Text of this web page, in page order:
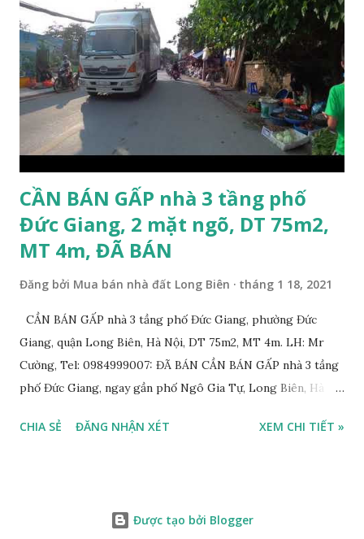
tiện ích xung quanh nhà Ngõ 206 đường Cổ Linh cần bán
trước Tết Âm lịch; * Nhà nằm trong ngõ 206 đường Cổ Linh,
trước nhà là khoảng sân rộng ô tô đỗ cửa; * Cách chợ tạm
cuối ngõ 206 Cổ Linh khoảng 50m; * Cách mặt đường Cổ
Linh khoảng 150m; * Cách siêu thị Aeon Mall Long Biên
khoảng 200m; * Cách chân cầu Vĩnh Tuy khoảng 300m; *
Cách Trường Tiểu học Đoàn Kết, Trường cấ...
CẦN BÁN GẤP nhà 3 tầng phố
Đức Giang, 2 mặt ngõ, DT 75m2,
MT 4m, ĐÃ BÁN
Đăng bởi Mua bán nhà đất Long Biên tháng 1 18, 2021
CẦN BÁN GẤP nhà 3 tầng phố Đức Giang, phường Đức
Giang, quận Long Biên, Hà Nội, DT 75m2, MT 4m. LH: Mr
Cường, Tel: 0984999007: ĐÃ BÁN CẦN BÁN GẤP nhà 3 tầng
phố Đức Giang, ngay gần phố Ngô Gia Tự, Long Biên, Hà
2011, diện tích: 75m2, mặt tiền 4m, 2 mặt đường trước sau
cải tạo lên tầng. * Có gara ô tô phía trước và sau, có thể để
CHIA SẺ ĐĂNG NHẬN XÉT XEM CHI TIẾT »
Được tạo bởi Blogger